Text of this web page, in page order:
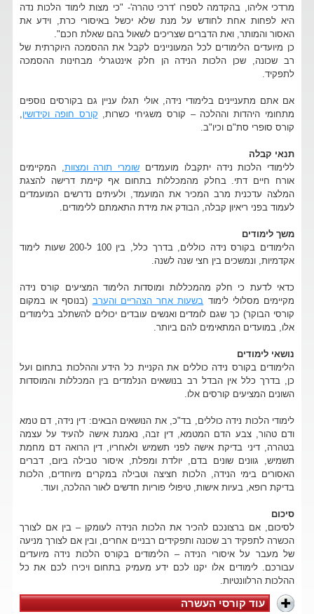
מרדכי אליהו, בהקדמה לספרו 'דרכי טהרה'- "כי מצות לימוד הלכות נדה
היא לפחות אחת לחודש על מנת שלא יכשל באיסורי כרת, וידע את
האסור והמותר, ואת הדברים שצריכים לשאול בהם שאלת חכם".
כן מיועדים הלימודים לכל המעוניינים לקבל את ההסמכה היוקרתית של
רב שכונה, שכן הלכות הנידה הן חלק אינטגרלי מבחינות ההסמכה
לתפקיד.
אם אתם מתעניינים בלימודי נידה, אולי תגלו עניין גם בקורסים נוספים
מתחומי היהדות וההלכה – קורס משגיחי כשרות, קורס חופה וקידושין
קורס סופרי סת"ם וכיו"ב.
תנאי קבלה
ללימודי הלכות נידה יתקבלו מועמדים שומרי תורה ומצוות , המקיימים
אורח חיים דתי. בחלק מהמכללות בתחום אף קיימת דרישה להצגת
המלצה עדכנית מרב המכיר את המועמד, ולעיתים נדרשים המועמדים
לעמוד בפני ריאיון קבלה, הבודק את מידת התאמתם ללימודים.
משך לימודים
הלימודים בקורס נידה כוללים, בדרך כלל, בין 100 ל-200 שעות לימוד
אקדמיות, ונמשכים בין חצי שנה לשנה.
כדאי לדעת כי חלק מהמכללות ומוסדות הלימוד המציעים קורס נידה
מקיימים מסלולי לימוד בשעות אחר הצהריים והערב (בנוסף או במקום
קורסי הבוקר) כך שגם לומדים ואנשים עובדים יכולים להשתלב בלימודים
אלו, במועדים המתאימים להם ביותר.
נושאי לימודים
הלימודים בקורס נידה כוללים את הקניית כל הידע וההלכות בתחום ועל
כן, בדרך כלל אין הבדל רב בנושאים הנלמדים בין המכללות והמוסדות
השונים המציעים קורסים אלו.
לימודי הלכות נידה כוללים, בד"כ, את הנושאים הבאים: דין נידה, דם טמא
ודם טהור, צבע הדם המטמא, דין זבה, נאמנת אישה להעיד על עצמה
בטהרה, דיני בדיקת אישה לפני תשמיש ולאחריו, דין הרואה דם מחמת
תשמיש, גוונים שונים בדם, יולדת ומפלת, איסור טבילה ביום, דברים
האסורים בימי הנידה, הלכות חציצה וטבילה במקרים מיוחדים, הלכות
בדיקת רופא, בעיות אישות, טיפולי פוריות חדשים לאור ההלכה, ועוד.
סיכום
לסיכום, אם ברצונכם להכיר את הלכות הנידה לעומקן – בין אם לצורך
הכשרה לתפקיד רב שכונה ותפקידים רבניים אחרים, ובין אם לצורך מניעה
של מעבר על איסורי הנידה – הלימודים בקורס הלכות נידה מיועדים
עבורכם. לימודים אלו יקנו לכם ידע מעמיק בתחום ויכירו לכם את כל
ההלכות הרלוונטיות.
עוד קורסי העשרה